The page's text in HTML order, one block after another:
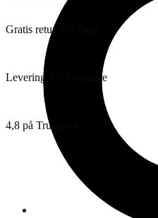
Engelsk
Gratis retur 365 dage
Levering 1-3 hverdage
4,8 på Trustpilot